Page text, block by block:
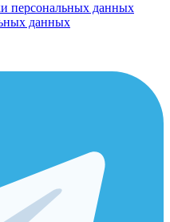
персональных данных
данных